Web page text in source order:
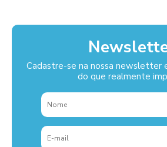
Cadastre-se na nossa newsletter
do que realmente